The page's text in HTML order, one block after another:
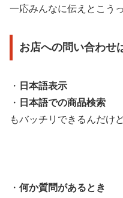
一応みんなに伝えとこうっ
お店への問い合わせ
・ 日本語表示
・ 日本語での商品検索
もバッチリできるんだけど
・ 何か質問があるとき